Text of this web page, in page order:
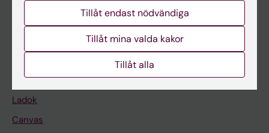
Nyheter
Kalender
Student
Ladok
Canvas
Tillåt endast nödvändiga
Tillåt mina valda kakor
Tillåt alla